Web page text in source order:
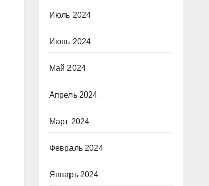
Июль 2024
Июнь 2024
Май 2024
Апрель 2024
Март 2024
Февраль 2024
Январь 2024